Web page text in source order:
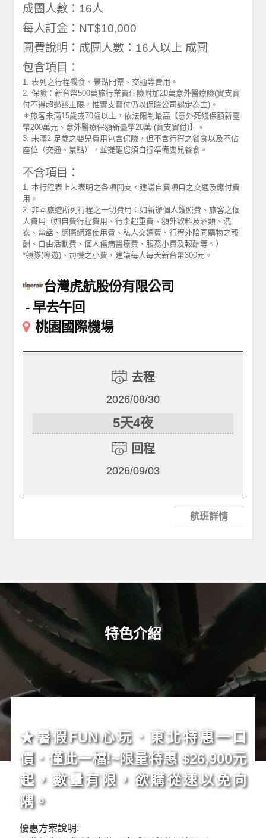
成團人數：16人
每人訂金：NT$10,000
團費說明：成團人數：16人以上 成團
包含項目：
1. 表列之行程餐食、景點門票、交通等費用。
2. 保險：新台幣500萬旅行業責任險附加20萬意外醫療險(實支實
付不得超過該上限，惟實支實付仍以保險公司認定為主)。
＊旅客未滿15歲或70歲以上，依法限制最高【意外死殘保額新臺
幣200萬元、意外醫療保額新臺幣20萬 (實支實付)】。
3. 未滿2 足歲之嬰兒費用包含保險，但不含行程之餐食以及不佔
座位（交通、景點），並提醒您須自行準備嬰兒餐食。
不含項目：
1. 本行程表上未表明之各項開支，建議自費項目之交通及應付費
用。
2. 非本旅遊所列行程之一切費用：如新辦個人護照費、旅客之個
人費用（如自費行程費用、行李超重費、額外飲料及酒類、洗
衣、電話、網際網路使用費、私人交通費、行程外陪同購物之報
酬、自由活動費、個人傷病醫療費、服務小費及報酬等。）
*領隊(導遊)、司機之小費，建議每人每天新台幣300元。
台灣虎航股份有限公司
早去午回
桃園國際機場
去程
2026/08/30
5天4夜
回程
2026/09/03
航班詳情
特色介紹
★暑假FUN心玩．東北特惠一口
價．僅此一檔!~限量特惠 $26,900元
起，數量有限，欲購從速以免向
隅。
優惠方案說明: